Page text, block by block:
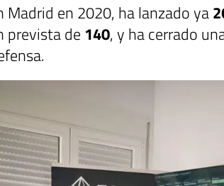
en 2020, ha lanzado ya
de 140, y ha cerrado